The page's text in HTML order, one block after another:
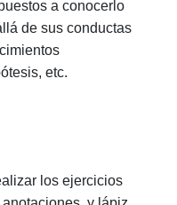
a conocerlo
de sus conductas
etc.
los ejercicios